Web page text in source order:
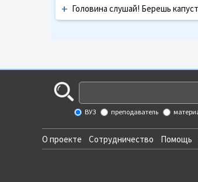
+ Головина слушай! Берешь
ВУЗ преподаватель
О проекте Сотрудничество Помощь